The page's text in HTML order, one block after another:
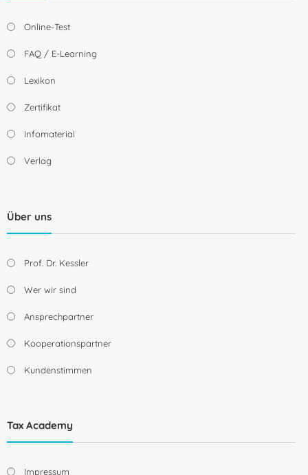
Online-Test
FAQ / E-Learning
Lexikon
Zertifikat
Infomaterial
Verlag
Über uns
Prof. Dr. Kessler
Wer wir sind
Ansprechpartner
Kooperationspartner
Kundenstimmen
Tax Academy
Impressum